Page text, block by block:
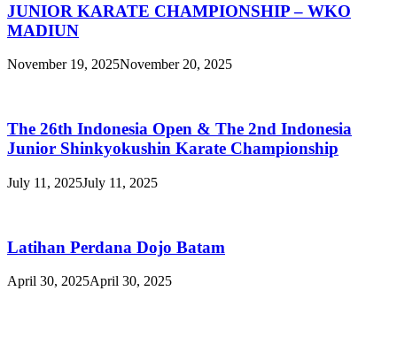
JUNIOR KARATE CHAMPIONSHIP – WKO
MADIUN
November 19, 2025November 20, 2025
The 26th Indonesia Open & The 2nd Indonesia
Junior Shinkyokushin Karate Championship
July 11, 2025July 11, 2025
Latihan Perdana Dojo Batam
April 30, 2025April 30, 2025